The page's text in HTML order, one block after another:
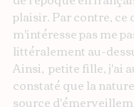
plaisir. Par contre, ce
m'intéresse pas me
littéralement au-
Ainsi,  petite fille, j'ai
constaté que la
source